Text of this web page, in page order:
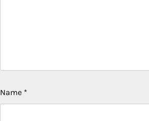
Name *